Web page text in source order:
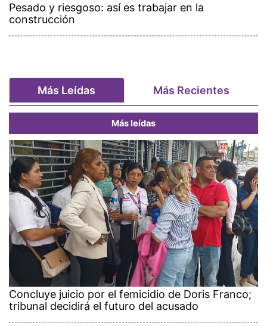
Pesado y riesgoso: así es trabajar en la
construcción
Más Leídas Más Recientes
Más leídas
Concluye juicio por el femicidio de Doris Franco;
tribunal decidirá el futuro del acusado